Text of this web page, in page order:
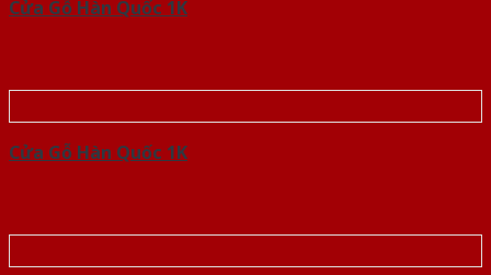
Cửa Gỗ Hàn Quốc 1K
Cửa Gỗ Hàn Quốc 1K